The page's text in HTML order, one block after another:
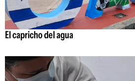
El capricho del agua